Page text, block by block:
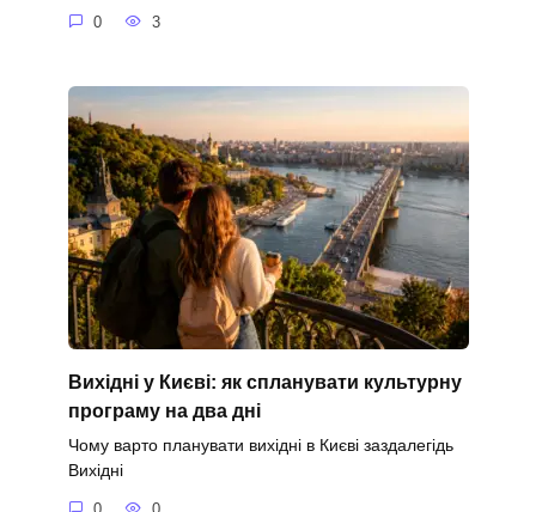
0 3
Вихідні у Києві: як спланувати культурну
програму на два дні
Чому варто планувати вихідні в Києві заздалегідь
Вихідні